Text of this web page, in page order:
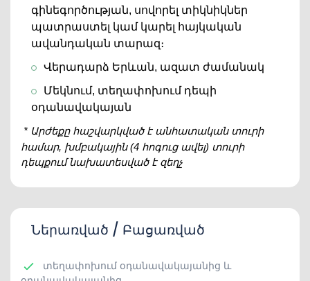
գինեգործության, սովորել տիկնիկներ
պատրաստել կամ կարել հայկական
ավանդական տարազ։
Վերադարձ Երևան, ազատ ժամանակ
Մեկնում, տեղափոխում դեպի
օդանավակայան
* Արժեքը հաշվարկված է անհատական ​​տուրի
համար, խմբակային (4 հոգուց ավել) տուրի
դեպքում նախատեսված է զեղչ
Ներառված / Բացառված
տեղափոխում օդանավակայանից և